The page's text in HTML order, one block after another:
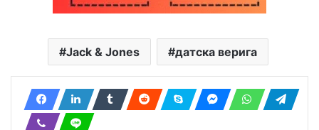
Jack & Jones датска верига